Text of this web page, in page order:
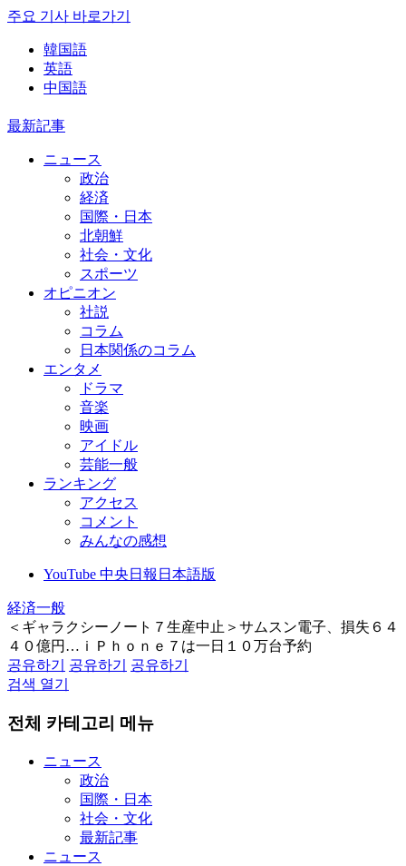
주요 기사 바로가기
韓国語
英語
中国語
最新記事
ニュース
政治
経済
国際・日本
北朝鮮
社会・文化
スポーツ
オピニオン
社説
コラム
日本関係のコラム
エンタメ
ドラマ
音楽
映画
アイドル
芸能一般
ランキング
アクセス
コメント
みんなの感想
YouTube 中央日報日本語版
経済一般
＜ギャラクシーノート７生産中止＞サムスン電子、損失６４
４０億円…ｉＰｈｏｎｅ７は一日１０万台予約
공유하기
공유하기
공유하기
검색 열기
전체 카테고리 메뉴
ニュース
政治
国際・日本
社会・文化
最新記事
ニュース